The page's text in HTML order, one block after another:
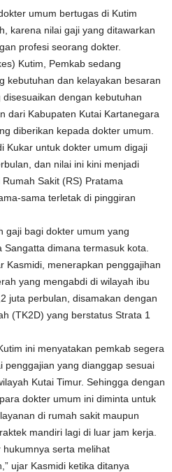
umum bertugas di Kutim
karena nilai gaji yang ditawarkan
profesi seorang dokter.
Kutim, Pemkab sedang
kebutuhan dan kelayakan besaran
dengan kebutuhan
dari Kabupaten Kutai Kartanegara
diberikan kepada dokter umum.
Kukar untuk dokter umum digaji
dan nilai ini kini menjadi
Sakit (RS) Pratama
sama terletak di pinggiran
gaji bagi dokter umum yang
dimana termasuk kota.
Kasmidi, menerapkan penggajihan
yang mengabdi di wilayah ibu
juta perbulan, disamakan dengan
(TK2D) yang berstatus Strata 1
ini menyatakan pemkab segera
penggajian yang dianggap sesuai
Kutai Timur. Sehingga dengan
dokter umum ini diminta untuk
di rumah sakit maupun
mandiri lagi di luar jam kerja.
hukumnya serta melihat
ujar Kasmidi ketika ditanya